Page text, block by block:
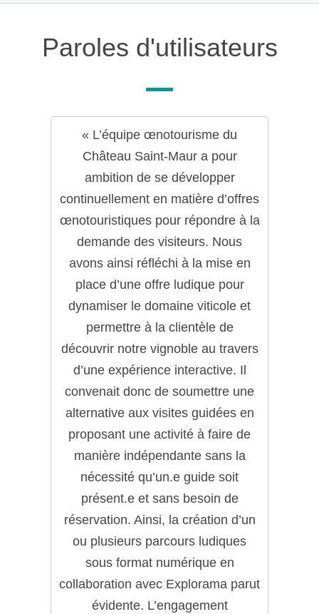
Paroles d'utilisateurs
« L’équipe œnotourisme du
Château Saint-Maur a pour
ambition de se développer
continuellement en matière d’offres
œnotouristiques pour répondre à la
demande des visiteurs. Nous
avons ainsi réfléchi à la mise en
place d’une offre ludique pour
dynamiser le domaine viticole et
permettre à la clientèle de
découvrir notre vignoble au travers
d’une expérience interactive. Il
convenait donc de soumettre une
alternative aux visites guidées en
proposant une activité à faire de
manière indépendante sans la
nécessité qu’un.e guide soit
présent.e et sans besoin de
réservation. Ainsi, la création d’un
ou plusieurs parcours ludiques
sous format numérique en
collaboration avec Explorama parut
évidente. L’engagement